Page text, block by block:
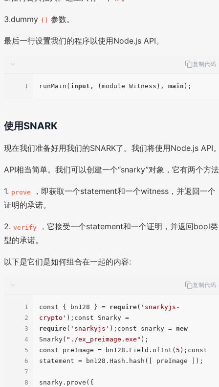
3.dummy () 参数。
最后一行设置我们的程序以使用Node.js API。
复制代码
1 runMain( input , (module Witness), main
使用SNARK
现在我们准备好用我们的SNARK了。我们将使用Node.js API
API相当简单。我们可以创建一个“snarky”对象，它有两个方
1. prove
，即获取一个statement和一个witness，并返回一个
证明的承诺。
2. verify
，它接受一个statement和一个证明，并返回bool类
型的承诺。
以下是它们是如何组合在一起的内容:
复制代码
1
2
3
4
5
6
7
8
const { bn128 } = require( 'snarkyjs-
crypto'
require( 'snarkyjs' );const snarky = new
Snarky( "./ex_preimage.exe" );
const preImage = bn128.Field.ofInt( 5 );const
statement = bn128.Hash.hash([ preImage ]);
snarky.prove({